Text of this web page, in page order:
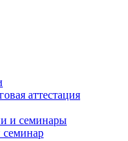
аттестация
и семинары
семинар